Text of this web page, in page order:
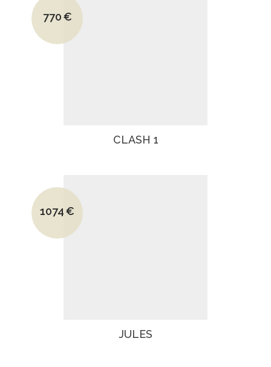
770€
Le prix actuel est : 770€.
CLASH 1
Le prix initial était : 1880€.
1074€
Le prix actuel est : 1074€.
JULES